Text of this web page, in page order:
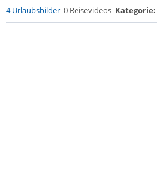
4 Urlaubsbilder 0 Reisevideos Kategorie: